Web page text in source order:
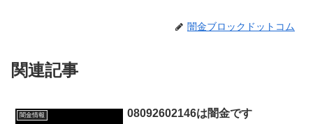
闇金ブロックドットコム
関連記事
闇金情報 08092602146は闇金です